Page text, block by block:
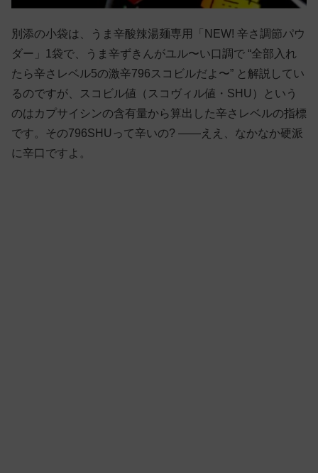
別添の小袋は、うま辛酸辣湯麺専用「NEW! 辛さ調節パウ
ダー」1袋で、うま辛ずきんがユル〜い口調で “全部入れ
たら辛さレベル5の激辛796スコビルだよ〜” と解説してい
るのですが、スコビル値（スコヴィル値・SHU）という
のはカプサイシンの含有量から算出した辛さレベルの指標
です。その796SHUって辛いの? ——ええ、なかなか硬派
に辛口ですよ。